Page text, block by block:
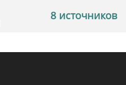
8 источников